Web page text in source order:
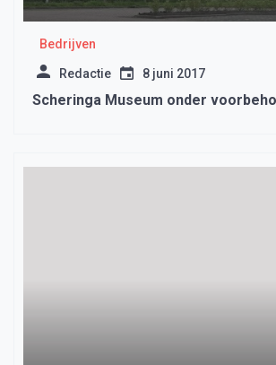
Bedrijven
Redactie 8 juni 2017
Scheringa Museum onder